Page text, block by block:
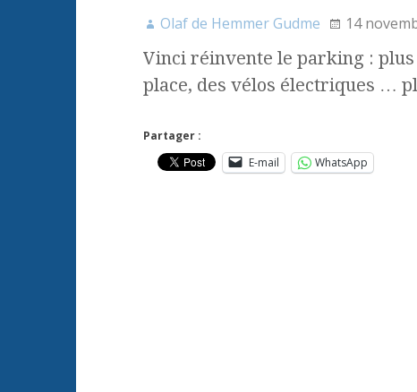
Olaf de Hemmer Gudme 14
Vinci réinvente le parking :
place, des vélos électriques …
Partager :
E-mail
WhatsApp